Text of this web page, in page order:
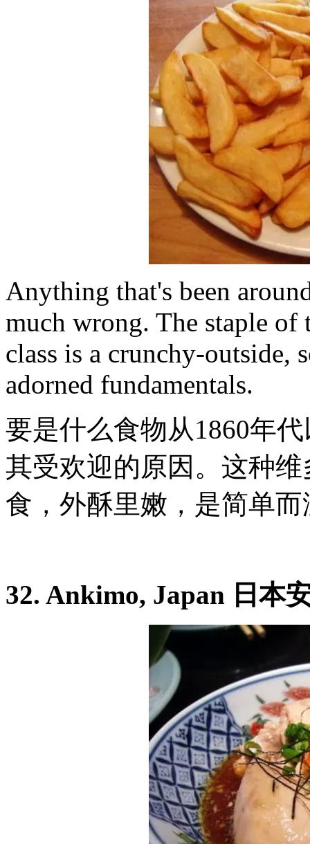
Anything that's been
much wrong. The staple
class is a crunchy-outside,
adorned fundamentals.
要是什么食物从1860年
其受欢迎的原因。这种
食，外酥里嫩，是简单
32. Ankimo, Japan 日本